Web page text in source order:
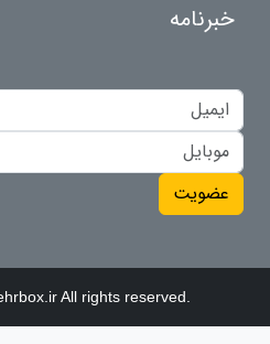
خبرنامه
عضویت
All rights reserved.